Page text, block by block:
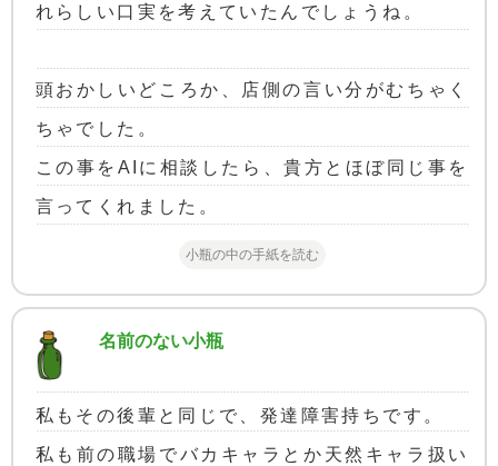
れらしい口実を考えていたんでしょうね。
頭おかしいどころか、店側の言い分がむちゃく
ちゃでした。
この事をAIに相談したら、貴方とほぼ同じ事を
言ってくれました。
小瓶の中の手紙を読む
名前のない小瓶
私もその後輩と同じで、発達障害持ちです。
私も前の職場でバカキャラとか天然キャラ扱い